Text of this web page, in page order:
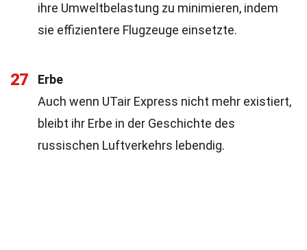
ihre Umweltbelastung zu minimieren, indem
sie effizientere Flugzeuge einsetzte.
27
Erbe
Auch wenn UTair Express nicht mehr existiert,
bleibt ihr Erbe in der Geschichte des
russischen Luftverkehrs lebendig.